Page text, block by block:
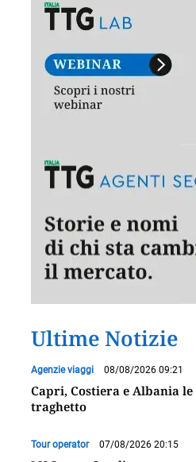
Ultime Notizie
Agenzie viaggi 08/08/2026 09:21
Capri, Costiera e Albania
traghetto
Tour operator 07/08/2026 20:15